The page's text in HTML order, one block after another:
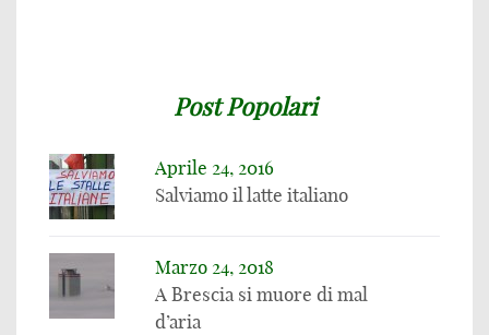
Post Popolari
Aprile 24, 2016
Salviamo il latte italiano
Marzo 24, 2018
A Brescia si muore di mal
d’aria